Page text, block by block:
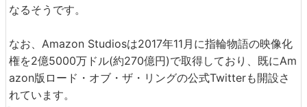
なるそうです。
なお、Amazon Studiosは2017年11月に指輪物語の映像化
権を2億5000万ドル(約270億円)で取得しており、既にAm
azon版ロード・オブ・ザ・リングの公式Twitterも開設さ
れています。